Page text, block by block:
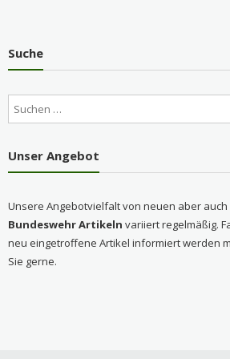
Suche
Unser Angebot
Unsere Angebotvielfalt von neuen aber auch
Bundeswehr Artikeln variiert regelmäßig.
neu eingetroffene Artikel informiert werden
Sie gerne.